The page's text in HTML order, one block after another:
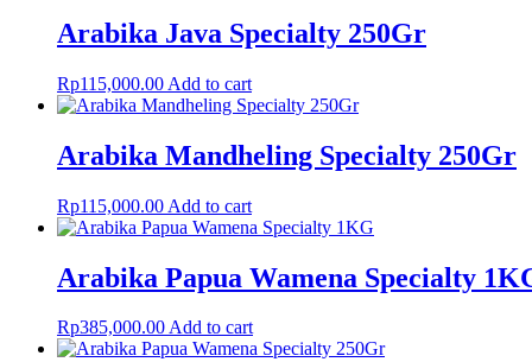
Arabika Java Specialty 250Gr
Rp115,000.00 Add to cart
Arabika Mandheling Specialty 250Gr
Rp115,000.00 Add to cart
Arabika Papua Wamena Specialty
Rp385,000.00Add to cart